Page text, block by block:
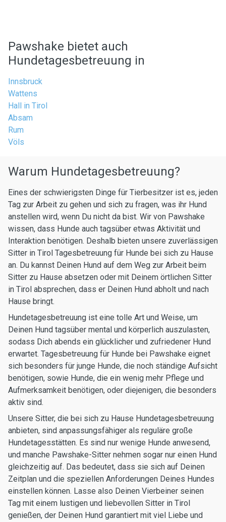
Pawshake bietet auch
Hundetagesbetreuung in
Innsbruck
Wattens
Hall in Tirol
Absam
Rum
Völs
Warum Hundetagesbetreuung?
Eines der schwierigsten Dinge für Tierbesitzer ist es, jeden
Tag zur Arbeit zu gehen und sich zu fragen, was ihr Hund
anstellen wird, wenn Du nicht da bist. Wir von Pawshake
wissen, dass Hunde auch tagsüber etwas Aktivität und
Interaktion benötigen. Deshalb bieten unsere zuverlässigen
Sitter in Tirol Tagesbetreuung für Hunde bei sich zu Hause
an. Du kannst Deinen Hund auf dem Weg zur Arbeit beim
Sitter zu Hause absetzen oder mit Deinem örtlichen Sitter
in Tirol absprechen, dass er Deinen Hund abholt und nach
Hause bringt.
Hundetagesbetreuung ist eine tolle Art und Weise, um
Deinen Hund tagsüber mental und körperlich auszulasten,
sodass Dich abends ein glücklicher und zufriedener Hund
erwartet. Tagesbetreuung für Hunde bei Pawshake eignet
sich besonders für junge Hunde, die noch ständige Aufsicht
benötigen, sowie Hunde, die ein wenig mehr Pflege und
Aufmerksamkeit benötigen, oder diejenigen, die besonders
aktiv sind.
Unsere Sitter, die bei sich zu Hause Hundetagesbetreuung
anbieten, sind anpassungsfähiger als reguläre große
Hundetagesstätten. Es sind nur wenige Hunde anwesend,
und manche Pawshake-Sitter nehmen sogar nur einen Hund
gleichzeitig auf. Das bedeutet, dass sie sich auf Deinen
Zeitplan und die speziellen Anforderungen Deines Hundes
einstellen können. Lasse also Deinen Vierbeiner seinen
Tag mit einem lustigen und liebevollen Sitter in Tirol
genießen, der Deinen Hund garantiert mit viel Liebe und